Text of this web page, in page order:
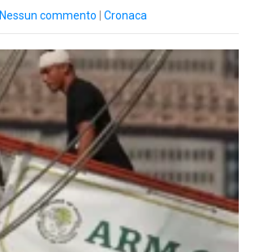
Nessun commento Cronaca